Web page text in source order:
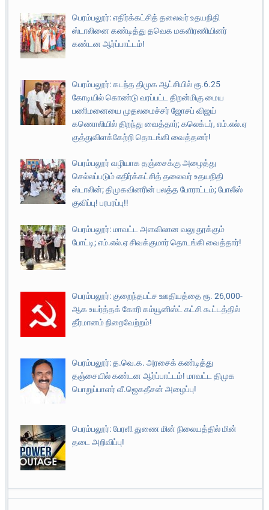
பெரம்பலூர்: எதிர்க்கட்சித் தலைவர் உதயநிதி
ஸ்டாலினை கண்டித்து தவெக மகளிரணியினர்
கண்டன ஆர்ப்பாட்டம்!
பெரம்பலூர்: கடந்த திமுக ஆட்சியில் ரூ.6.25
கோடியில் கொண்டு வரப்பட்ட திறன்மிகு மைய
பணிமனையை முதலமைச்சர் ஜோசப் விஜய்
கணொலியில் திறந்து வைத்தார்; கலெக்டர், எம்.எல்.ஏ
குத்துவிளக்கேற்றி தொடங்கி வைத்தனர்!
பெரம்பலூர் வழியாக தஞ்சைக்கு அழைத்து
செல்லப்படும் எதிர்க்கட்சித் தலைவர் உதயநிதி
ஸ்டாலின்; திமுகவினரின் பலத்த போராட்டம்; போலீஸ்
குவிப்பு! பரபரப்பு!!
பெரம்பலூர்: மாவட்ட அளவிலான வலு தூக்கும்
போட்டி; எம்.எல்.ஏ சிவக்குமார் தொடங்கி வைத்தார்!
பெரம்பலூர்: குறைந்தபட்ச ஊதியத்தை ரூ. 26,000-
ஆக உயர்த்தக் கோரி கம்யூனிஸ்ட் கட்சி கூட்டத்தில்
தீர்மானம் நிறைவேற்றம்!
பெரம்பலூர்: த.வெ.க. அரசைக் கண்டித்து
தஞ்சையில் கண்டன ஆர்ப்பாட்டம்! மாவட்ட திமுக
பொறுப்பாளர் வீ.ஜெகதீசன் அழைப்பு!
பெரம்பலூர்: பேரளி துணை மின் நிலையத்தில் மின்
தடை அறிவிப்பு!